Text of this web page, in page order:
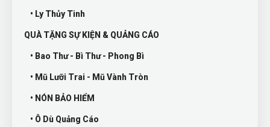
• Ly Thủy Tinh
QUÀ TẶNG SỰ KIỆN & QUẢNG CÁO
• Bao Thư - Bì Thư - Phong Bì
• Mũ Lưỡi Trai - Mũ Vành Tròn
• NÓN BẢO HIỂM
• Ô Dù Quảng Cáo